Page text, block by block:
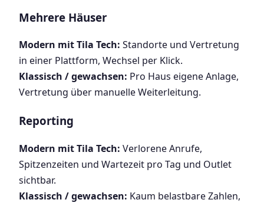
Mehrere Häuser
Modern mit Tila Tech: Standorte und Vertretung
in einer Plattform, Wechsel per Klick.
Klassisch / gewachsen: Pro Haus eigene Anlage,
Vertretung über manuelle Weiterleitung.
Reporting
Modern mit Tila Tech: Verlorene Anrufe,
Spitzenzeiten und Wartezeit pro Tag und Outlet
sichtbar.
Klassisch / gewachsen: Kaum belastbare Zahlen,